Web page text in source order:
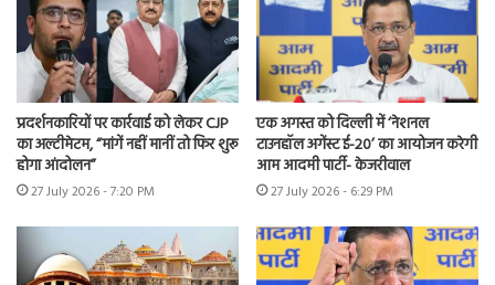
प्रदर्शनकारियों पर कार्रवाई को लेकर CJP
का अल्टीमेटम, “मांगें नहीं मानीं तो फिर शुरू
होगा आंदोलन”
27 July 2026 - 7:20 PM
एक अगस्त को दिल्ली में ‘नेशनल
टाउनहॉल अगेंस्ट ई-20’ का आयोजन करेगी
आम आदमी पार्टी- केजरीवाल
27 July 2026 - 6:29 PM